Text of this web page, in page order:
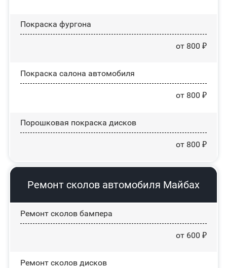
Покраска фургона
от 800 ₽
Покраска салона автомобиля
от 800 ₽
Порошковая покраска дисков
от 800 ₽
Ремонт сколов автомобиля Майбах
Ремонт сколов бампера
от 600 ₽
Ремонт сколов дисков